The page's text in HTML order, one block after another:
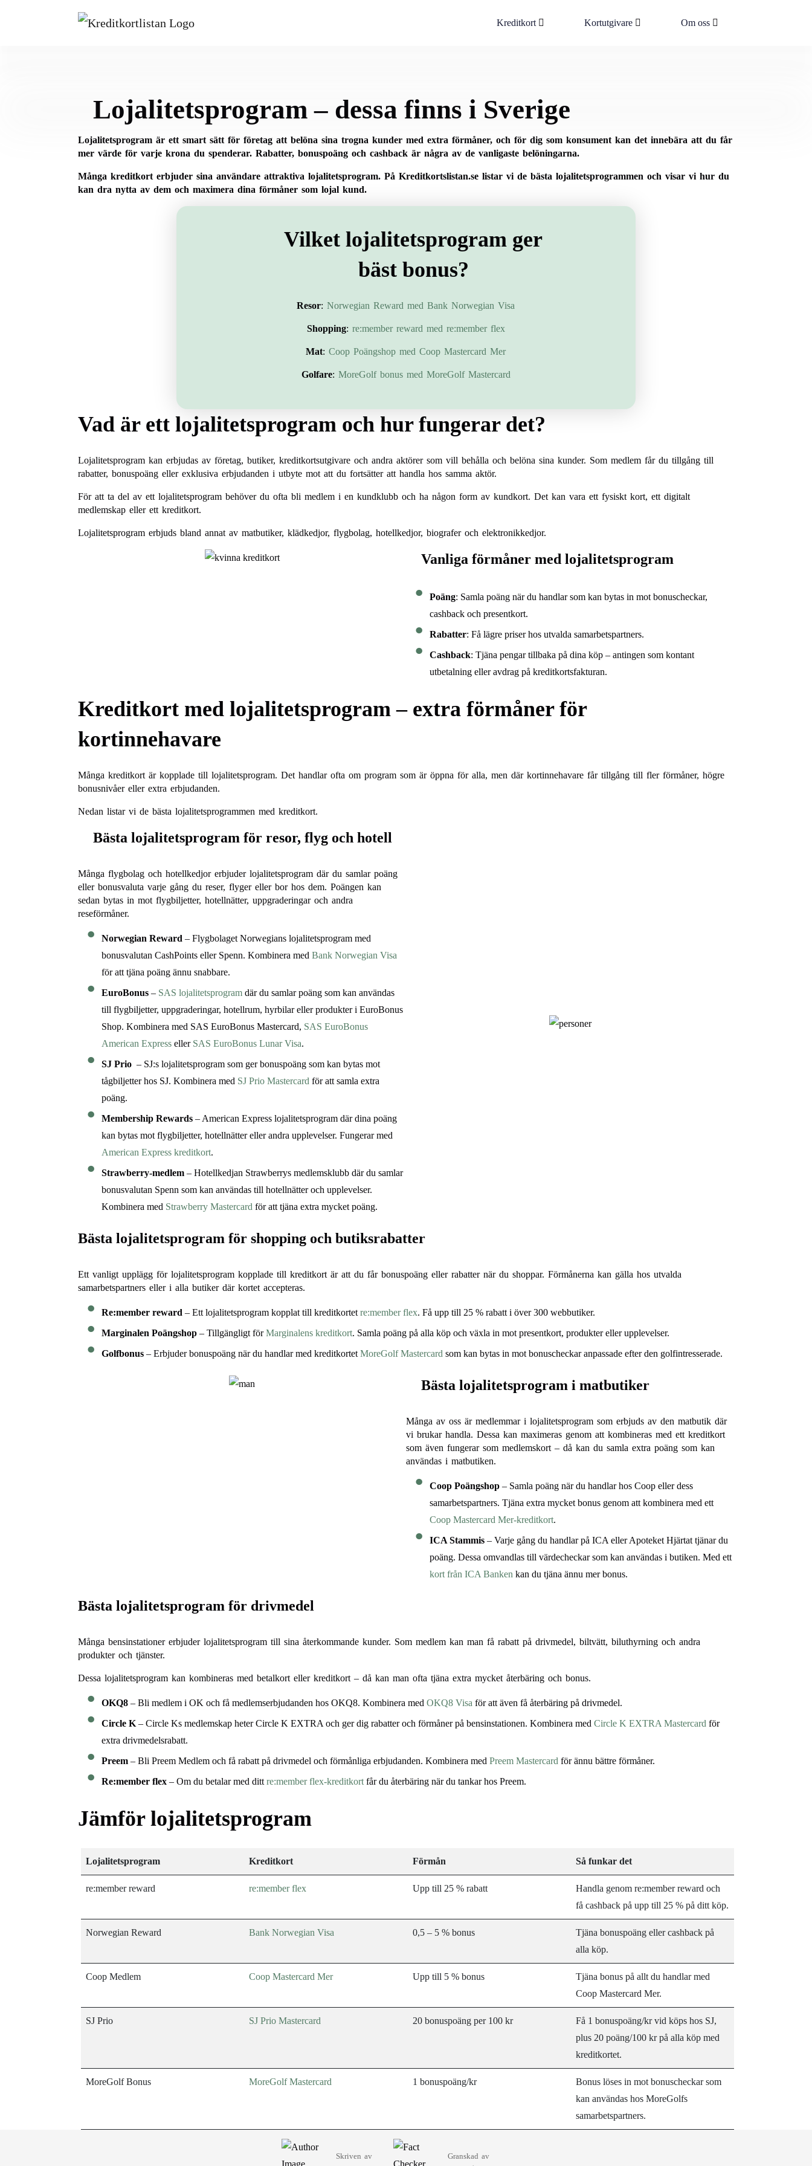
Kreditkort Kortutgivare Om oss
Lojalitetsprogram – dessa finns i Sverige
Lojalitetsprogram är ett smart sätt för företag att belöna sina trogna kunder med extra förmåner, och för dig som konsument kan det innebära att du får
mer värde för varje krona du spenderar. Rabatter, bonuspoäng och cashback är några av de vanligaste belöningarna.
Många kreditkort erbjuder sina användare attraktiva lojalitetsprogram. På Kreditkortslistan.se listar vi de bästa lojalitetsprogrammen och visar vi hur du
kan dra nytta av dem och maximera dina förmåner som lojal kund.
Vilket lojalitetsprogram ger
bäst bonus?
Resor:Norwegian Reward med Bank Norwegian Visa
Shopping: re:member reward med re:member flex
Mat:Coop Poängshop med Coop Mastercard Mer
Golfare: MoreGolf bonus med MoreGolf Mastercard
Vad är ett lojalitetsprogram och hur fungerar det?
Lojalitetsprogram kan erbjudas av företag, butiker, kreditkortsutgivare och andra aktörer som vill behålla och belöna sina kunder. Som medlem får du tillgång till
rabatter, bonuspoäng eller exklusiva erbjudanden i utbyte mot att du fortsätter att handla hos samma aktör.
För att ta del av ett lojalitetsprogram behöver du ofta bli medlem i en kundklubb och ha någon form av kundkort. Det kan vara ett fysiskt kort, ett digitalt
medlemskap eller ett kreditkort.
Lojalitetsprogram erbjuds bland annat av matbutiker, klädkedjor, flygbolag, hotellkedjor, biografer och elektronikkedjor.
Vanliga förmåner med lojalitetsprogram
Poäng: Samla poäng när du handlar som kan bytas in mot bonuscheckar,
cashback och presentkort.
Rabatter: Få lägre priser hos utvalda samarbetspartners.
Cashback: Tjäna pengar tillbaka på dina köp – antingen som kontant
utbetalning eller avdrag på kreditkortsfakturan.
Kreditkort med lojalitetsprogram – extra förmåner för
kortinnehavare
Många kreditkort är kopplade till lojalitetsprogram. Det handlar ofta om program som är öppna för alla, men där kortinnehavare får tillgång till fler förmåner, högre
bonusnivåer eller extra erbjudanden.
Nedan listar vi de bästa lojalitetsprogrammen med kreditkort.
Bästa lojalitetsprogram för resor, flyg och hotell
Många flygbolag och hotellkedjor erbjuder lojalitetsprogram där du samlar poäng
eller bonusvaluta varje gång du reser, flyger eller bor hos dem. Poängen kan
sedan bytas in mot flygbiljetter, hotellnätter, uppgraderingar och andra
reseförmåner.
Norwegian Reward – Flygbolaget Norwegians lojalitetsprogram med
bonusvalutan CashPoints eller Spenn. Kombinera med Bank Norwegian Visa
för att tjäna poäng ännu snabbare.
EuroBonus – SAS lojalitetsprogram där du samlar poäng som kan användas
till flygbiljetter, uppgraderingar, hotellrum, hyrbilar eller produkter i EuroBonus
Shop. Kombinera med SAS EuroBonus Mastercard, SAS EuroBonus
American Express eller SAS EuroBonus Lunar Visa.
SJ Prio – SJ:s lojalitetsprogram som ger bonuspoäng som kan bytas mot
tågbiljetter hos SJ. Kombinera med SJ Prio Mastercard för att samla extra
poäng.
Membership Rewards – American Express lojalitetsprogram där dina poäng
kan bytas mot flygbiljetter, hotellnätter eller andra upplevelser. Fungerar med
American Express kreditkort.
Strawberry-medlem – Hotellkedjan Strawberrys medlemsklubb där du samlar
bonusvalutan Spenn som kan användas till hotellnätter och upplevelser.
Kombinera med Strawberry Mastercard för att tjäna extra mycket poäng.
Bästa lojalitetsprogram för shopping och butiksrabatter
Ett vanligt upplägg för lojalitetsprogram kopplade till kreditkort är att du får bonuspoäng eller rabatter när du shoppar. Förmånerna kan gälla hos utvalda
samarbetspartners eller i alla butiker där kortet accepteras.
Re:member reward – Ett lojalitetsprogram kopplat till kreditkortet re:member flex. Få upp till 25 % rabatt i över 300 webbutiker.
Marginalen Poängshop – Tillgängligt förMarginalens kreditkort. Samla poäng på alla köp och växla in mot presentkort, produkter eller upplevelser.
Golfbonus – Erbjuder bonuspoäng när du handlar med kreditkortet MoreGolf Mastercard som kan bytas in mot bonuscheckar anpassade efter den golfintresserade.
Bästa lojalitetsprogram i matbutiker
Många av oss är medlemmar i lojalitetsprogram som erbjuds av den matbutik där
vi brukar handla. Dessa kan maximeras genom att kombineras med ett kreditkort
som även fungerar som medlemskort – då kan du samla extra poäng som kan
användas i matbutiken.
Coop Poängshop – Samla poäng när du handlar hos Coop eller dess
samarbetspartners. Tjäna extra mycket bonus genom att kombinera med ett
Coop Mastercard Mer-kreditkort.
ICA Stammis – Varje gång du handlar på ICA eller Apoteket Hjärtat tjänar du
poäng. Dessa omvandlas till värdecheckar som kan användas i butiken. Med ett
kort från ICA Banken kan du tjäna ännu mer bonus.
Bästa lojalitetsprogram för drivmedel
Många bensinstationer erbjuder lojalitetsprogram till sina återkommande kunder. Som medlem kan man få rabatt på drivmedel, biltvätt, biluthyrning och andra
produkter och tjänster.
Dessa lojalitetsprogram kan kombineras med betalkort eller kreditkort – då kan man ofta tjäna extra mycket återbäring och bonus.
OKQ8 – Bli medlem i OK och få medlemserbjudanden hos OKQ8. Kombinera med OKQ8 Visa för att även få återbäring på drivmedel.
Circle K – Circle Ks medlemskap heter Circle K EXTRA och ger dig rabatter och förmåner på bensinstationen. Kombinera med Circle K EXTRA Mastercard för
extra drivmedelsrabatt.
Preem – Bli Preem Medlem och få rabatt på drivmedel och förmånliga erbjudanden. Kombinera med Preem Mastercard för ännu bättre förmåner.
Re:member flex – Om du betalar med ditt re:member flex-kreditkort får du återbäring när du tankar hos Preem.
Jämför lojalitetsprogram
Lojalitetsprogram Kreditkort Förmån Så funkar det
re:member reward re:member flex Upp till 25 % rabatt
Handla genom re:member reward och
få cashback på upp till 25 % på ditt köp.
Norwegian Reward Bank Norwegian Visa 0,5 – 5 % bonus
Tjäna bonuspoäng eller cashback på
alla köp.
Coop Medlem Coop Mastercard Mer Upp till 5 % bonus
Tjäna bonus på allt du handlar med
Coop Mastercard Mer.
SJ Prio SJ Prio Mastercard 20 bonuspoäng per 100 kr
Få 1 bonuspoäng/kr vid köps hos SJ,
plus 20 poäng/100 kr på alla köp med
kreditkortet.
MoreGolf Bonus MoreGolf Mastercard 1 bonuspoäng/kr
Bonus löses in mot bonuscheckar som
kan användas hos MoreGolfs
samarbetspartners.
Skriven av Granskad av